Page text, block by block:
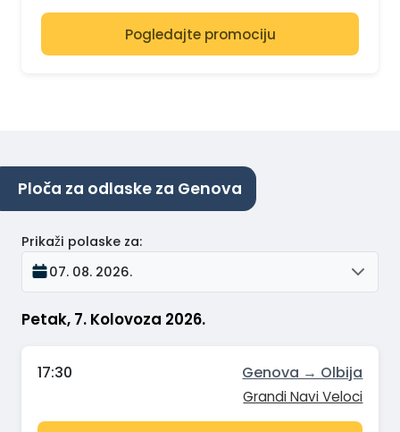
Pogledajte promociju
Ploča za odlaske za Genova
Petak, 7. Kolovoza 2026.
Prikaži polaske za:
07. 08. 2026.
17:30 Genova → Olbija
Grandi Navi Veloci